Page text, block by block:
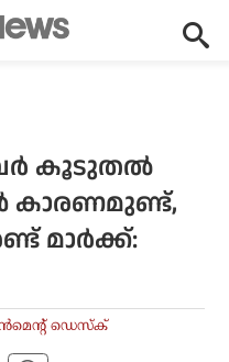
കൂടുതൽ
കാരണമുണ്ട്,
മാർക്ക്‌:
ഡെസ്‌ക്